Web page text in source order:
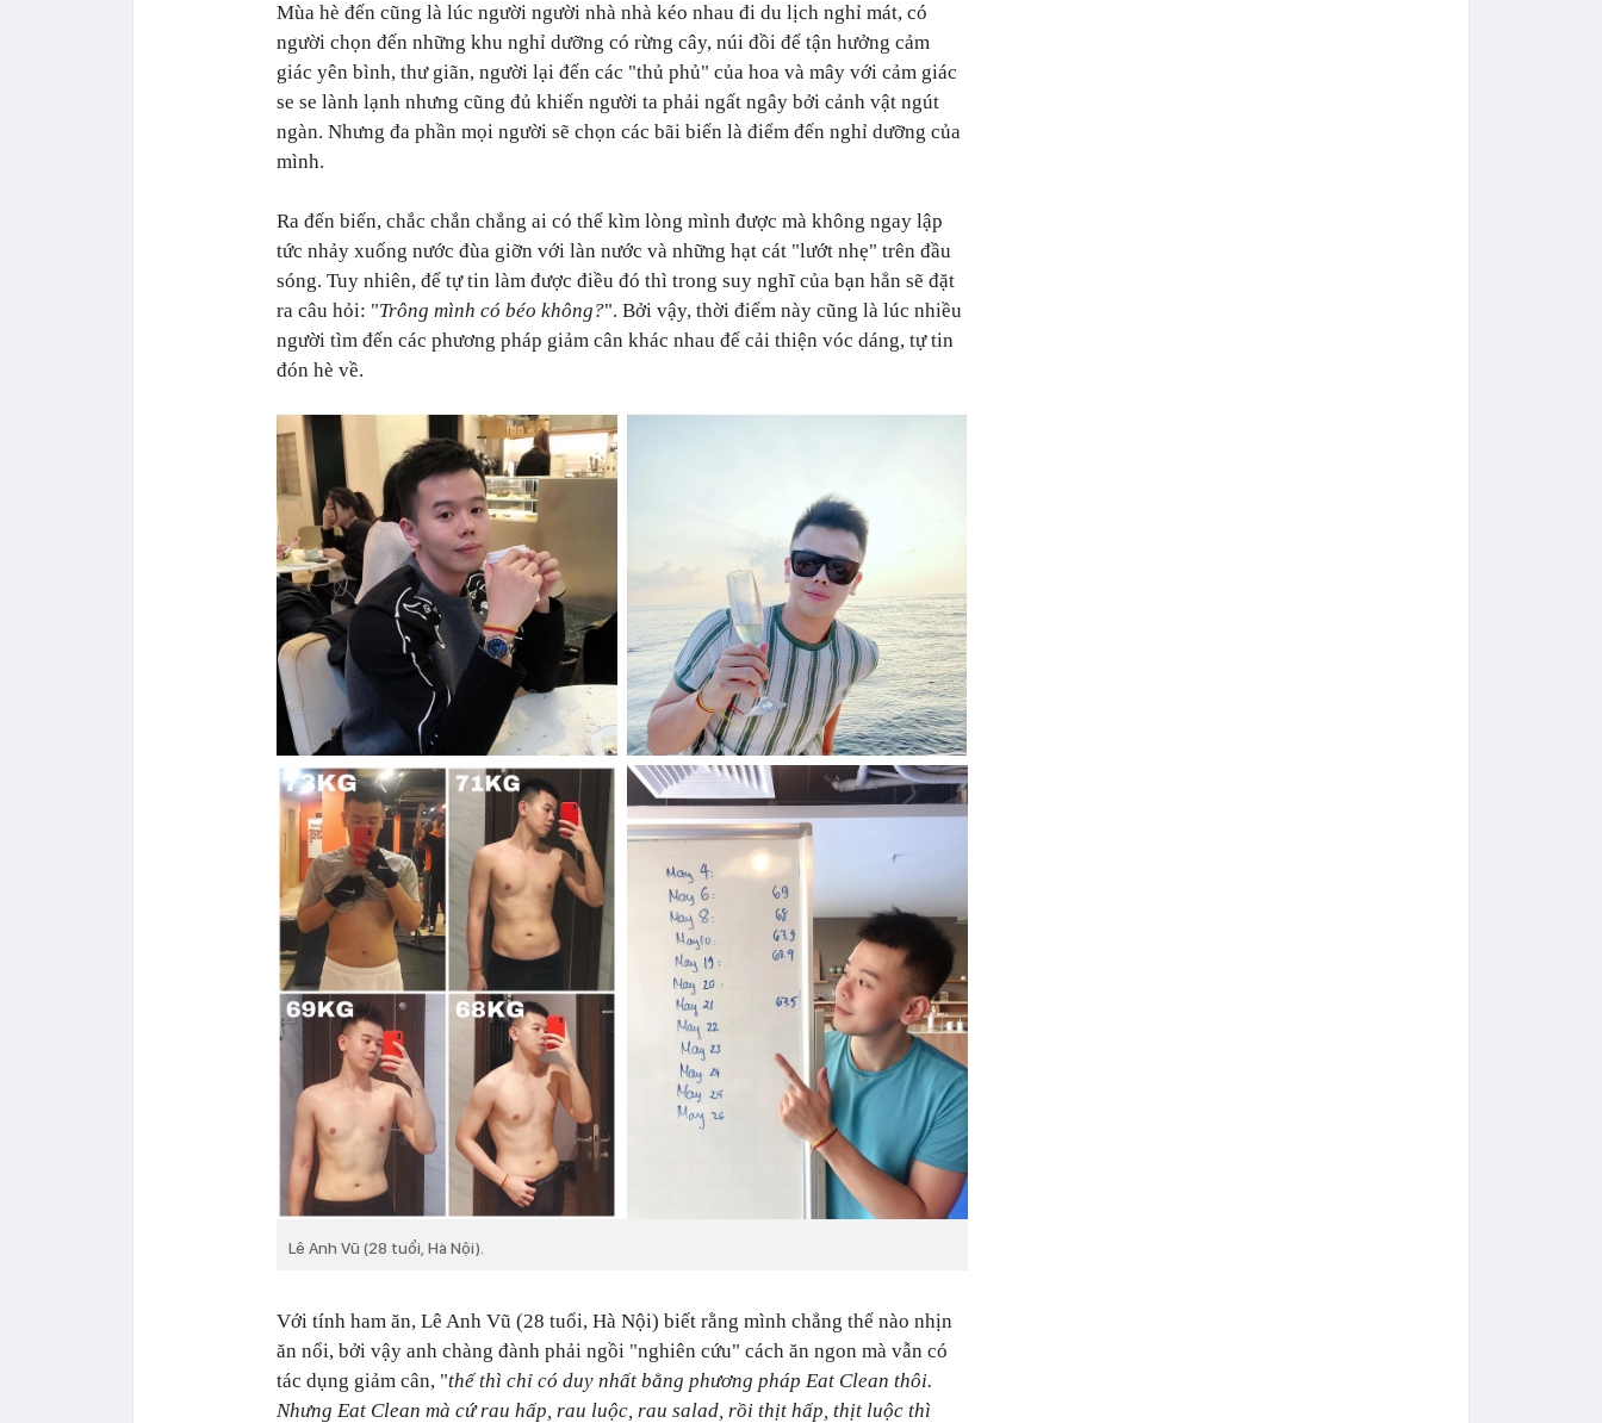
Mùa hè đến cũng là lúc người người nhà nhà kéo nhau đi du lịch nghỉ mát, có
người chọn đến những khu nghỉ dưỡng có rừng cây, núi đồi để tận hưởng cảm
giác yên bình, thư giãn, người lại đến các "thủ phủ" của hoa và mây với cảm giác
se se lành lạnh nhưng cũng đủ khiến người ta phải ngất ngây bởi cảnh vật ngút
ngàn. Nhưng đa phần mọi người sẽ chọn các bãi biển là điểm đến nghỉ dưỡng của
mình.
Ra đến biến, chắc chắn chẳng ai có thể kìm lòng mình được mà không ngay lập
tức nhảy xuống nước đùa giỡn với làn nước và những hạt cát "lướt nhẹ" trên đầu
sóng. Tuy nhiên, để tự tin làm được điều đó thì trong suy nghĩ của bạn hẳn sẽ đặt
ra câu hỏi: "Trông mình có béo không?". Bởi vậy, thời điểm này cũng là lúc nhiều
người tìm đến các phương pháp giảm cân khác nhau để cải thiện vóc dáng, tự tin
đón hè về.
Lê Anh Vũ (28 tuổi, Hà Nội).
Với tính ham ăn, Lê Anh Vũ (28 tuổi, Hà Nội) biết rằng mình chẳng thể nào nhịn
ăn nổi, bởi vậy anh chàng đành phải ngồi "nghiên cứu" cách ăn ngon mà vẫn có
tác dụng giảm cân, "thế thì chỉ có duy nhất bằng phương pháp Eat Clean thôi.
Nhưng Eat Clean mà cứ rau hấp, rau luộc, rau salad, rồi thịt hấp, thịt luộc thì